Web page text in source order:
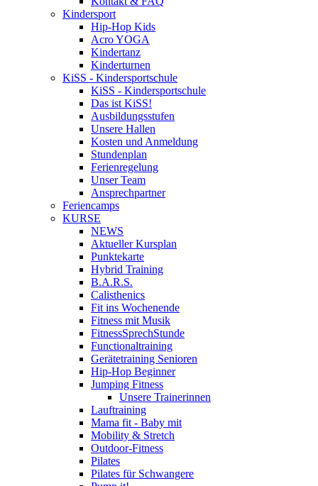
Kindersport
Hip-Hop Kids
Acro YOGA
Kindertanz
Kinderturnen
KiSS - Kindersportschule
KiSS - Kindersportschule
Das ist KiSS!
Ausbildungsstufen
Unsere Hallen
Kosten und Anmeldung
Stundenplan
Ferienregelung
Unser Team
Ansprechpartner
Feriencamps
KURSE
NEWS
Aktueller Kursplan
Punktekarte
Hybrid Training
B.A.R.S.
Calisthenics
Fit ins Wochenende
Fitness mit Musik
FitnessSprechStunde
Functionaltraining
Gerätetraining Senioren
Hip-Hop Beginner
Jumping Fitness
Unsere Trainerinnen
Lauftraining
Mama fit - Baby mit
Mobility & Stretch
Outdoor-Fitness
Pilates
Pilates für Schwangere